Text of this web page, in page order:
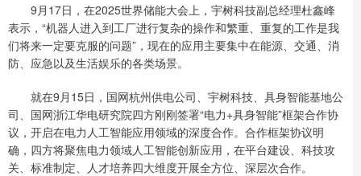
9月17日，在2025世界储能大会上，宇树科技副总经理杜鑫峰
表示，“机器人进入到工厂进行复杂的操作和繁重、重复的工作是我
们将来一定要克服的问题”，现在的应用主要集中在能源、交通、消
防、应急以及生活娱乐的各类场景。
就在9月15日，国网杭州供电公司、宇树科技、具身智能基地公
司、国网浙江华电研究院四方刚刚签署“电力+具身智能”框架合作协
议，开启在电力人工智能应用领域的深度合作。合作框架协议明
确，四方将聚焦电力领域人工智能创新应用，在平台建设、科技攻
关、标准制定、人才培养四大维度开展全方位、深层次合作。